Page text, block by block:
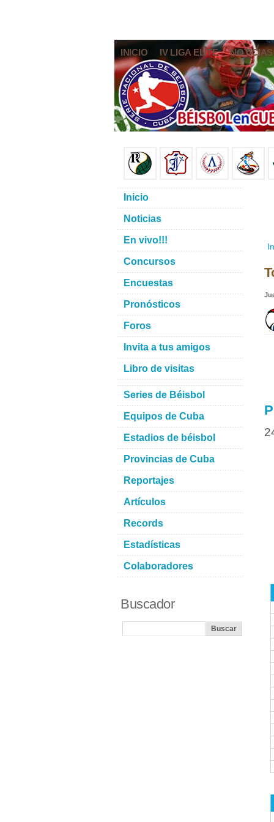
INICIO IV LIGA ELITE NOTICIAS
Inicio
Noticias
En vivo!!!
Concursos
Encuestas
Pronósticos
Foros
Invita a tus amigos
Libro de visitas
Series de Béisbol
Equipos de Cuba
Estadios de béisbol
Provincias de Cuba
Reportajes
Artículos
Records
Estadísticas
Colaboradores
Buscador